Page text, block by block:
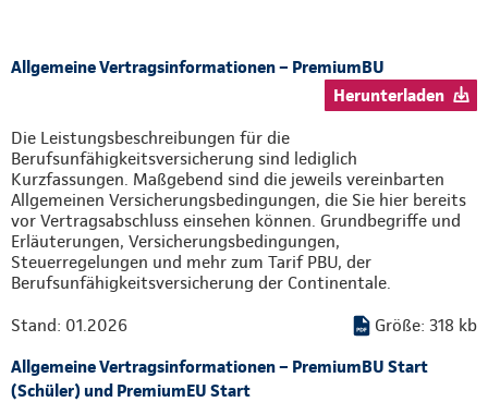
Allgemeine Vertragsinformationen – PremiumBU
Herunterladen
Die Leistungsbeschreibungen für die
Berufsunfähigkeitsversicherung sind lediglich
Kurzfassungen. Maßgebend sind die jeweils vereinbarten
Allgemeinen Versicherungsbedingungen, die Sie hier bereits
vor Vertragsabschluss einsehen können. Grundbegriffe und
Erläuterungen, Versicherungsbedingungen,
Steuerregelungen und mehr zum Tarif PBU, der
Berufsunfähigkeitsversicherung der Continentale.
Stand: 01.2026
Größe: 318 kb
Allgemeine Vertragsinformationen – PremiumBU Start
(Schüler) und PremiumEU Start